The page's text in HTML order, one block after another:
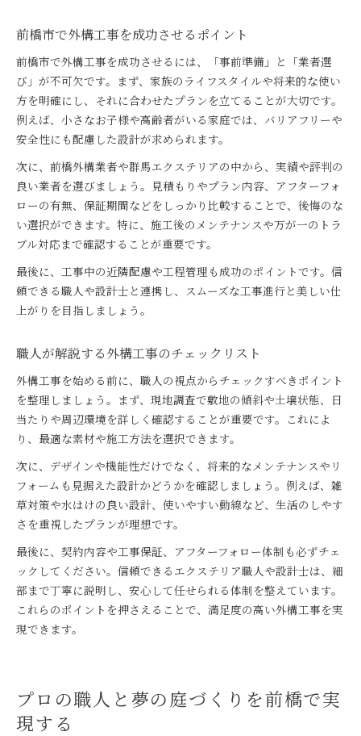
前橋市で外構工事を成功させるポイント
前橋市で外構工事を成功させるには、「事前準備」と「業者選
び」が不可欠です。まず、家族のライフスタイルや将来的な使い
方を明確にし、それに合わせたプランを立てることが大切です。
例えば、小さなお子様や高齢者がいる家庭では、バリアフリーや
安全性にも配慮した設計が求められます。
次に、前橋外構業者や群馬エクステリアの中から、実績や評判の
良い業者を選びましょう。見積もりやプラン内容、アフターフォ
ローの有無、保証期間などをしっかり比較することで、後悔のな
い選択ができます。特に、施工後のメンテナンスや万が一のトラ
ブル対応まで確認することが重要です。
最後に、工事中の近隣配慮や工程管理も成功のポイントです。信
頼できる職人や設計士と連携し、スムーズな工事進行と美しい仕
上がりを目指しましょう。
職人が解説する外構工事のチェックリスト
外構工事を始める前に、職人の視点からチェックすべきポイント
を整理しましょう。まず、現地調査で敷地の傾斜や土壌状態、日
当たりや周辺環境を詳しく確認することが重要です。これによ
り、最適な素材や施工方法を選択できます。
次に、デザインや機能性だけでなく、将来的なメンテナンスやリ
フォームも見据えた設計かどうかを確認しましょう。例えば、雑
草対策や水はけの良い設計、使いやすい動線など、生活のしやす
さを重視したプランが理想です。
最後に、契約内容や工事保証、アフターフォロー体制も必ずチェ
ックしてください。信頼できるエクステリア職人や設計士は、細
部まで丁寧に説明し、安心して任せられる体制を整えています。
これらのポイントを押さえることで、満足度の高い外構工事を実
現できます。
プロの職人と夢の庭づくりを前橋で実
現する